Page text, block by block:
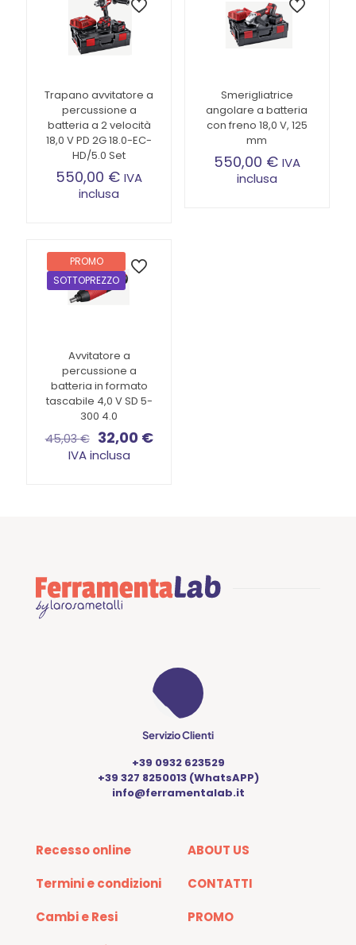
Trapano avvitatore a
percussione a
batteria a 2 velocità
18,0 V PD 2G 18.0-EC-
HD/5.0 Set
550,00 € IVA
inclusa
Smerigliatrice
angolare a batteria
con freno 18,0 V, 125
mm
550,00 € IVA
inclusa
PROMO
SOTTOPREZZO
Avvitatore a
percussione a
batteria in formato
tascabile 4,0 V SD 5-
300 4.0
45,03€ Il
prezzo
32,00 €Il
IVA inclusa
Servizio Clienti
+39 0932 623529
+39 327 8250013 (WhatsAPP)
info@ferramentalab.it
Recesso online
Termini e condizioni
Cambi e Resi
ABOUT US
CONTATTI
PROMO